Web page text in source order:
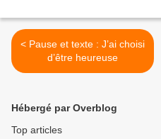
< Pause et texte : J’ai choisi
d’être heureuse
Hébergé par Overblog
Top articles